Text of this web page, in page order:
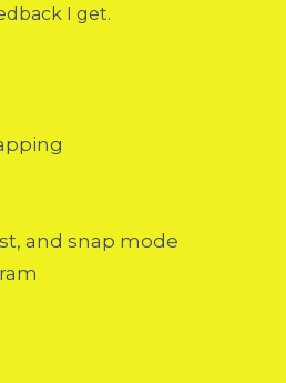
I get.
and snap mode